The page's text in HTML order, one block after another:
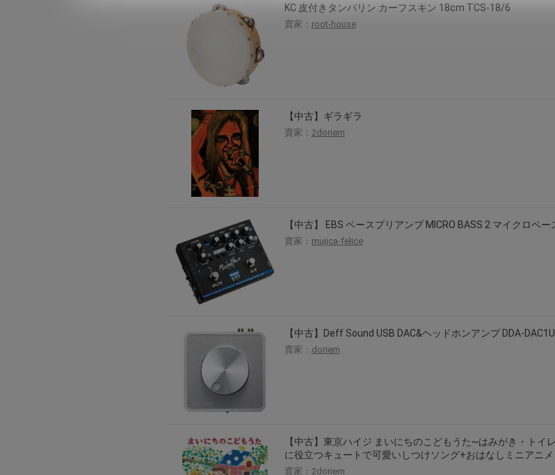
注意事項
每人單一帳號每日只可簽到1次，逾期不得補簽。
本月每完成簽到7次
，系統會即時發放「$10 Letao Dollar」至會員帳戶中。
本月簽到活動最多可獲得「$40 Letao Dollar」。
會員需完成手機認證才可參加本活動，若要參加APP加碼活動，可掃瞄QRcode下載APP。
Letao Dollar使用規則：
Letao Dollar可於「JDirectItems Auction」、「日本商城代購」 「第一次付款」使用，可
與商品金額。
Letao Dollar不可用於購買商品為「門票、優惠券、住宿券、禮券、儲值卡……等等」、48
類現金商品、日本寄日本之訂單。
使用Letao Dollar之委託單，如因價格不符、缺貨、非Letao因素(退貨不會歸還)退單者，
Dollar使用期限不會延長。
Letao 保有所有變更、修改或提前終止之權利，如有變更恕不另行通知，將以官網公告為
KC 皮付きタンバリン カーフスキン 18cm TCS-18/6
賣家： root-house
【中古】ギラギラ
賣家： 2doriem
【中古】 EBS ベースプリアンプ MICRO BASS 2 マイクロベー
賣家： mujica-felice
【中古】Deff Sound USB DAC&ヘッドホンアンプ DDA-
賣家： doriem
【中古】東京ハイジ まいにちのこどもうた~はみがき・トイ
に役立つキュートで可愛いしつけソング+おはなしミニアニメ
賣家： 2doriem